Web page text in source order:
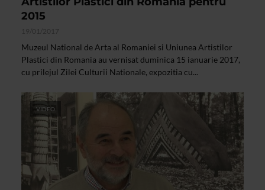
2015
19/01/2017
Muzeul National de Arta al Romaniei si Uniunea Artistilor
Plastici din Romania au vernisat duminica 15 ianuarie 2017,
cu prilejul Zilei Culturii Nationale, expozitia cu...
VIDEO